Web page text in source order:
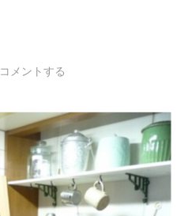
コメントする